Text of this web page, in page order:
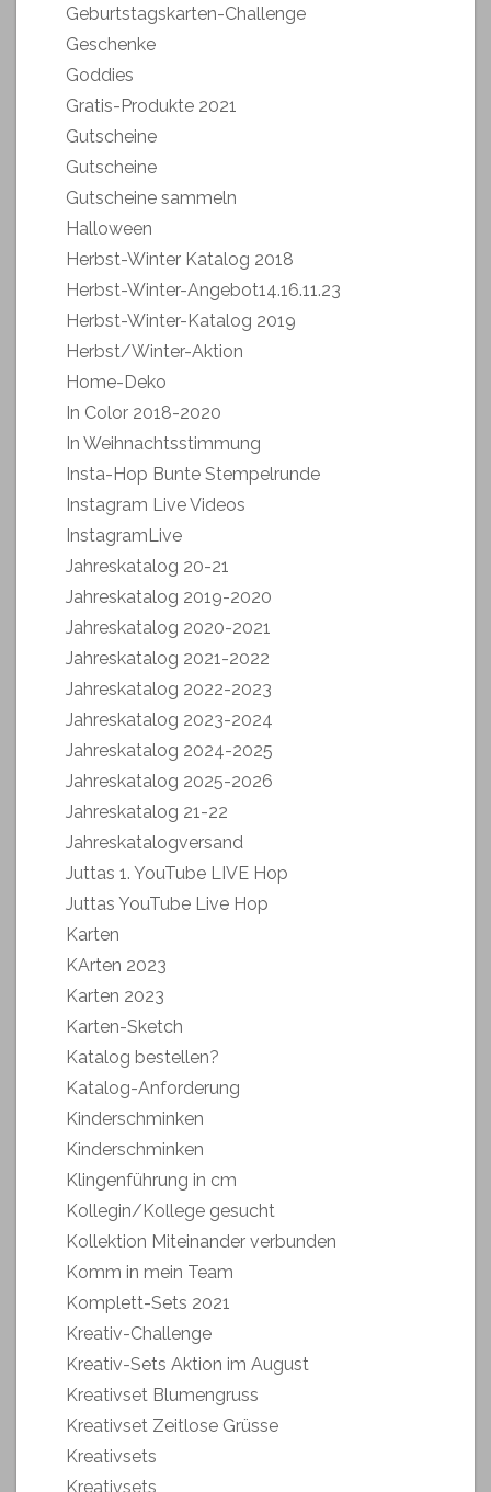
Geburtstagskarten-Challenge
Geschenke
Goddies
Gratis-Produkte 2021
Gutscheine
Gutscheine
Gutscheine sammeln
Halloween
Herbst-Winter Katalog 2018
Herbst-Winter-Angebot14.16.11.23
Herbst-Winter-Katalog 2019
Herbst/Winter-Aktion
Home-Deko
In Color 2018-2020
In Weihnachtsstimmung
Insta-Hop Bunte Stempelrunde
Instagram Live Videos
InstagramLive
Jahreskatalog 20-21
Jahreskatalog 2019-2020
Jahreskatalog 2020-2021
Jahreskatalog 2021-2022
Jahreskatalog 2022-2023
Jahreskatalog 2023-2024
Jahreskatalog 2024-2025
Jahreskatalog 2025-2026
Jahreskatalog 21-22
Jahreskatalogversand
Juttas 1. YouTube LIVE Hop
Juttas YouTube Live Hop
Karten
KArten 2023
Karten 2023
Karten-Sketch
Katalog bestellen?
Katalog-Anforderung
Kinderschminken
Kinderschminken
Klingenführung in cm
Kollegin/Kollege gesucht
Kollektion Miteinander verbunden
Komm in mein Team
Komplett-Sets 2021
Kreativ-Challenge
Kreativ-Sets Aktion im August
Kreativset Blumengruss
Kreativset Zeitlose Grüsse
Kreativsets
Kreativsets